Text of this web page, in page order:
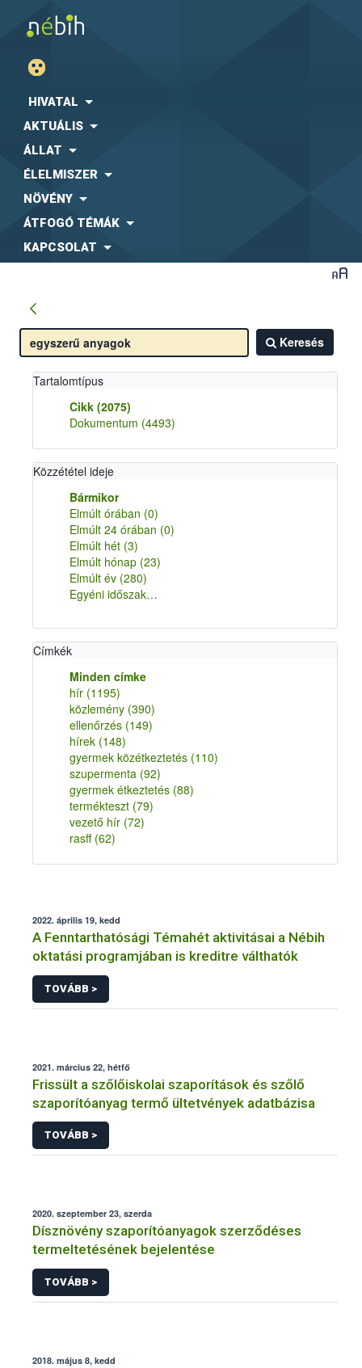
HIVATAL
AKTUÁLIS
ÁLLAT
ÉLELMISZER
NÖVÉNY
ÁTFOGÓ TÉMÁK
KAPCSOLAT
Keresés
Tartalomtípus
Cikk (2075)
Dokumentum (4493)
Közzététel ideje
Bármikor
Elmúlt órában (0)
Elmúlt 24 órában (0)
Elmúlt hét (3)
Elmúlt hónap (23)
Elmúlt év (280)
Egyéni időszak…
Címkék
Minden címke
hír (1195)
közlemény (390)
ellenőrzés (149)
hírek (148)
gyermek közétkeztetés (110)
szupermenta (92)
gyermek étkeztetés (88)
termékteszt (79)
vezető hír (72)
rasff (62)
2022. április 19, kedd
A Fenntarthatósági Témahét aktivitásai a Nébih
oktatási programjában is kreditre válthatók
TOVÁBB >
2021. március 22, hétfő
Frissült a szőlőiskolai szaporítások és szőlő
szaporítóanyag termő ültetvények adatbázisa
TOVÁBB >
2020. szeptember 23, szerda
Dísznövény szaporítóanyagok szerződéses
termeltetésének bejelentése
TOVÁBB >
2018. május 8, kedd